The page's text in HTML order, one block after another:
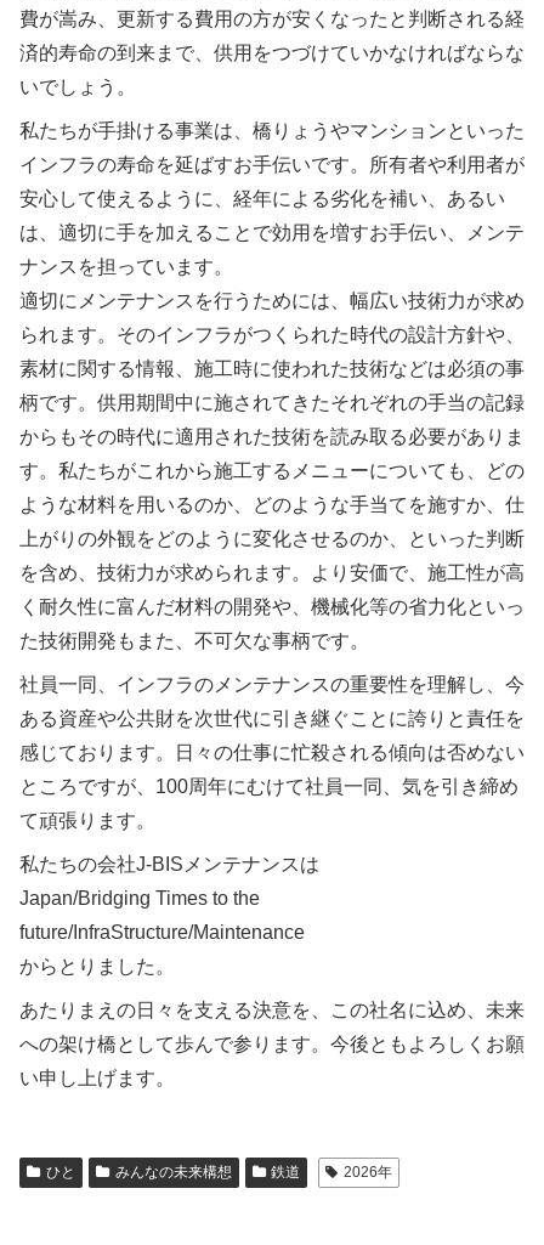
費が嵩み、更新する費用の方が安くなったと判断される経
済的寿命の到来まで、供用をつづけていかなければならな
いでしょう。
私たちが手掛ける事業は、橋りょうやマンションといった
インフラの寿命を延ばすお手伝いです。所有者や利用者が
安心して使えるように、経年による劣化を補い、あるい
は、適切に手を加えることで効用を増すお手伝い、メンテ
ナンスを担っています。
適切にメンテナンスを行うためには、幅広い技術力が求め
られます。そのインフラがつくられた時代の設計方針や、
素材に関する情報、施工時に使われた技術などは必須の事
柄です。供用期間中に施されてきたそれぞれの手当の記録
からもその時代に適用された技術を読み取る必要がありま
す。私たちがこれから施工するメニューについても、どの
ような材料を用いるのか、どのような手当てを施すか、仕
上がりの外観をどのように変化させるのか、といった判断
を含め、技術力が求められます。より安価で、施工性が高
く耐久性に富んだ材料の開発や、機械化等の省力化といっ
た技術開発もまた、不可欠な事柄です。
社員一同、インフラのメンテナンスの重要性を理解し、今
ある資産や公共財を次世代に引き継ぐことに誇りと責任を
感じております。日々の仕事に忙殺される傾向は否めない
ところですが、100周年にむけて社員一同、気を引き締め
て頑張ります。
私たちの会社J-BISメンテナンスは
Japan/Bridging Times to the
future/InfraStructure/Maintenance
からとりました。
あたりまえの日々を支える決意を、この社名に込め、未来
への架け橋として歩んで参ります。今後ともよろしくお願
い申し上げます。
ひと みんなの未来構想 鉄道 2026年